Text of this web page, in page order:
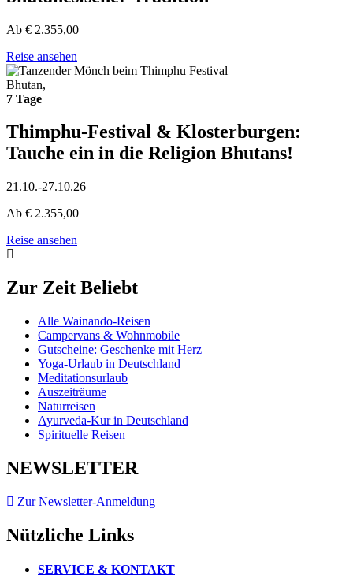
Ab € 2.355,00
Reise ansehen
Bhutan,
7 Tage
Thimphu-Festival & Klosterburgen:
Tauche ein in die Religion Bhutans!
21.10.-27.10.26
Ab € 2.355,00
Reise ansehen
Zur Zeit Beliebt
Alle Wainando-Reisen
Campervans & Wohnmobile
Gutscheine: Geschenke mit Herz
Yoga-Urlaub in Deutschland
Meditationsurlaub
Auszeiträume
Naturreisen
Ayurveda-Kur in Deutschland
Spirituelle Reisen
NEWSLETTER
Zur Newsletter-Anmeldung
Nützliche Links
SERVICE & KONTAKT